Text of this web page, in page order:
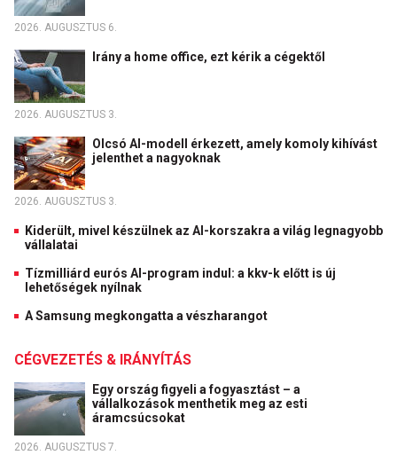
2026. AUGUSZTUS 6.
Irány a home office, ezt kérik a cégektől
2026. AUGUSZTUS 3.
Olcsó AI-modell érkezett, amely komoly kihívást
jelenthet a nagyoknak
2026. AUGUSZTUS 3.
Kiderült, mivel készülnek az AI-korszakra a világ legnagyobb
vállalatai
Tízmilliárd eurós AI-program indul: a kkv-k előtt is új
lehetőségek nyílnak
A Samsung megkongatta a vészharangot
CÉGVEZETÉS & IRÁNYÍTÁS
Egy ország figyeli a fogyasztást – a
vállalkozások menthetik meg az esti
áramcsúcsokat
2026. AUGUSZTUS 7.